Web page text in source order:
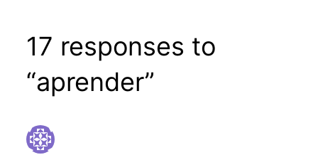
17 responses to
“aprender”